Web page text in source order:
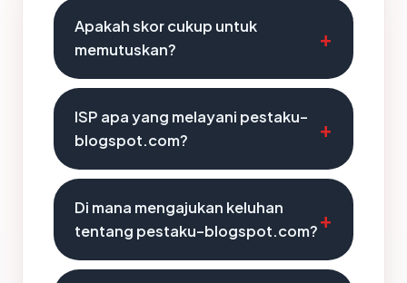
Apakah skor cukup untuk
memutuskan?
ISP apa yang melayani pestaku-
blogspot.com?
Di mana mengajukan keluhan
tentang pestaku-blogspot.com?